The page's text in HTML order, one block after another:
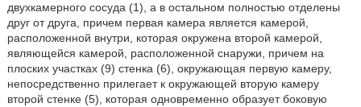
двухкамерного сосуда (1), а в остальном полностью отделены
друг от друга, причем первая камера является камерой,
расположенной внутри, которая окружена второй камерой,
являющейся камерой, расположенной снаружи, причем на
плоских участках (9) стенка (6), окружающая первую камеру,
непосредственно прилегает к окружающей вторую камеру
второй стенке (5), которая одновременно образует боковую